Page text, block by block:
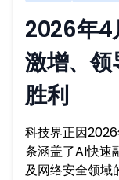
2026年4
激增、
胜利
科技界正因
条涵盖了AI快速
及网络安全领域